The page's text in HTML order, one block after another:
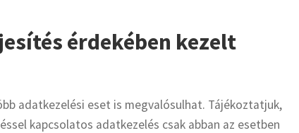
érdekében kezelt
adatkezelési eset is megvalósulhat. Tájékoztatjuk,
kapcsolatos adatkezelés csak abban az esetben